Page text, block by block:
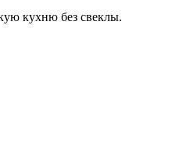
кухню без свеклы.